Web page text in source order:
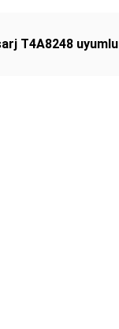
T4A8248 uyumlu